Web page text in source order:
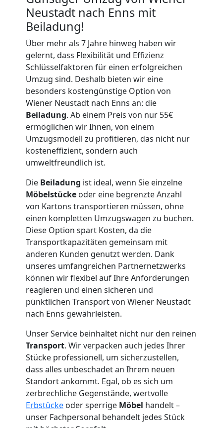
Neustadt nach Enns mit
Beiladung!
Über mehr als 7 Jahre hinweg haben wir
gelernt, dass Flexibilität und Effizienz
Schlüsselfaktoren für einen erfolgreichen
Umzug sind. Deshalb bieten wir eine
besonders kostengünstige Option von
Wiener Neustadt nach Enns an: die
Beiladung. Ab einem Preis von nur 55€
ermöglichen wir Ihnen, von einem
Umzugsmodell zu profitieren, das nicht nur
kosteneffizient, sondern auch
umweltfreundlich ist.
Die Beiladung ist ideal, wenn Sie einzelne
Möbelstücke oder eine begrenzte Anzahl
von Kartons transportieren müssen, ohne
einen kompletten Umzugswagen zu buchen.
Diese Option spart Kosten, da die
Transportkapazitäten gemeinsam mit
anderen Kunden genutzt werden. Dank
unseres umfangreichen Partnernetzwerks
können wir flexibel auf Ihre Anforderungen
reagieren und einen sicheren und
pünktlichen Transport von Wiener Neustadt
nach Enns gewährleisten.
Unser Service beinhaltet nicht nur den reinen
Transport. Wir verpacken auch jedes Ihrer
Stücke professionell, um sicherzustellen,
dass alles unbeschadet an Ihrem neuen
Standort ankommt. Egal, ob es sich um
zerbrechliche Gegenstände, wertvolle
Erbstücke oder sperrige Möbel handelt –
unser Fachpersonal behandelt jedes Stück
Wiener
Neustadt
Kunsttransport
Wiener
Neustadt
Umzug
Wiener
Neustadt
Mann
LKW
Möbellift
Wiener
Neustadt